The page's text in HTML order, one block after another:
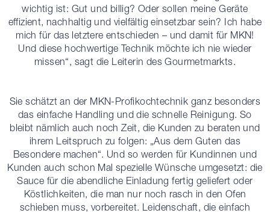
wichtig ist: Gut und billig? Oder sollen meine Geräte
effizient, nachhaltig und vielfältig einsetzbar sein? Ich habe
mich für das letztere entschieden – und damit für MKN!
Und diese hochwertige Technik möchte ich nie wieder
missen“, sagt die Leiterin des Gourmetmarkts.
Sie schätzt an der MKN-Profikochtechnik ganz besonders
das einfache Handling und die schnelle Reinigung. So
bleibt nämlich auch noch Zeit, die Kunden zu beraten und
ihrem Leitspruch zu folgen: „Aus dem Guten das
Besondere machen“. Und so werden für Kundinnen und
Kunden auch schon Mal spezielle Wünsche umgesetzt: die
Sauce für die abendliche Einladung fertig geliefert oder
Köstlichkeiten, die man nur noch rasch in den Ofen
schieben muss, vorbereitet. Leidenschaft, die einfach